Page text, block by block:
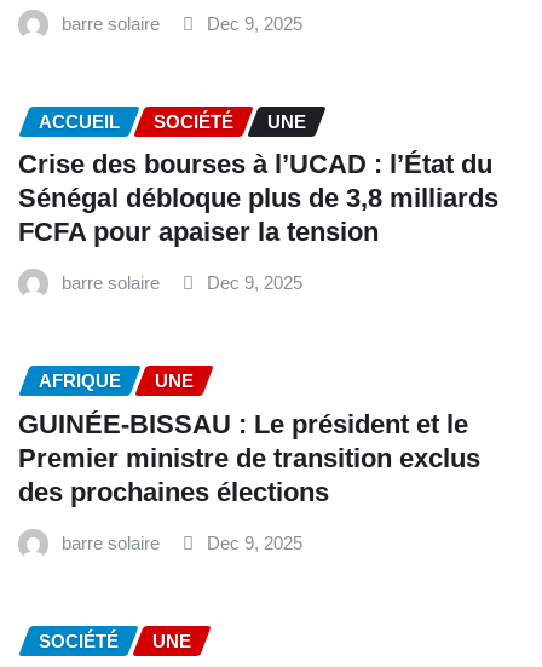
barre solaire Dec 9, 2025
ACCUEIL SOCIÉTÉ UNE
Crise des bourses à l’UCAD : l’État du
Sénégal débloque plus de 3,8 milliards
FCFA pour apaiser la tension
barre solaire Dec 9, 2025
AFRIQUE UNE
GUINÉE-BISSAU : Le président et le
Premier ministre de transition exclus
des prochaines élections
barre solaire Dec 9, 2025
SOCIÉTÉ UNE